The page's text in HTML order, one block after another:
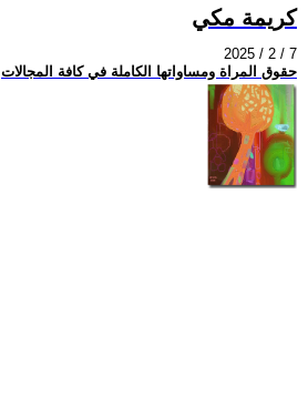
كريمة مكي
2025 / 2 / 7
حقوق المراة ومساواتها الكاملة في كافة المجالات